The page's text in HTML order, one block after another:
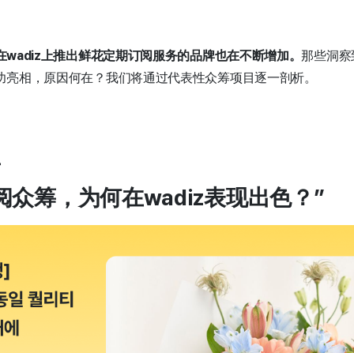
wadiz上推出鲜花定期订阅服务的品牌也在不断增加。那些洞
相，原因何在？我们将通过代表性众筹项目逐一剖析。
众筹，为何在wadiz表现出色？”